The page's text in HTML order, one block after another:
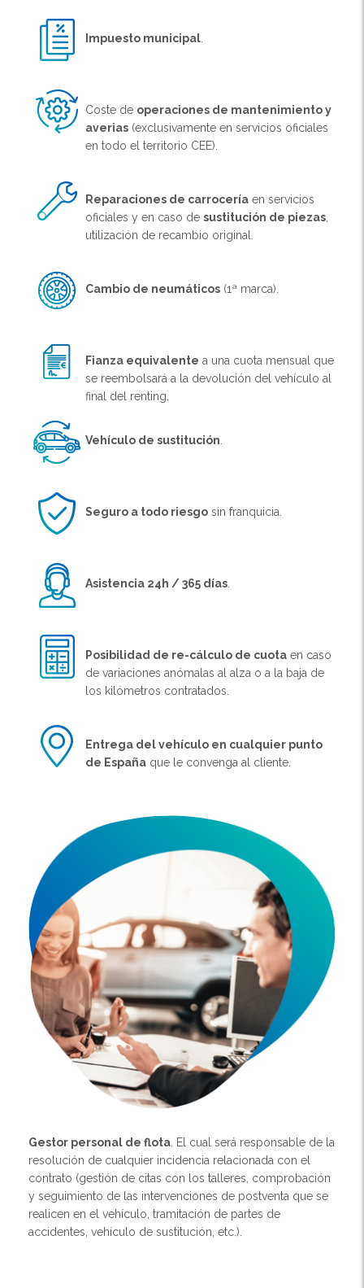
Impuesto municipal
Coste de operaciones de mantenimiento y
averias (exclusivamente en servicios oficiales
en todo el territorio CEE).
Reparaciones de carrocería en servicios
oficiales y en caso de sustitución de piezas
utilización de recambio original.
Cambio de neumáticos (1ª marca).
Fianza equivalente a una cuota mensual que
se reembolsará a la devolución del vehículo al
final del renting.
Vehículo de sustitución
Seguro a todo riesgo sin franquicia.
Asistencia 24h / 365 días
Posibilidad de re-cálculo de cuota en caso
de variaciones anómalas al alza o a la baja de
los kilómetros contratados.
Entrega del vehículo en cualquier punto
de España que le convenga al cliente.
Gestor personal de flota . El cual será responsable de la
resolución de cualquier incidencia relacionada con el
contrato (gestión de citas con los talleres, comprobación
y seguimiento de las intervenciones de postventa que se
realicen en el vehículo, tramitación de partes de
accidentes, vehículo de sustitución, etc.).